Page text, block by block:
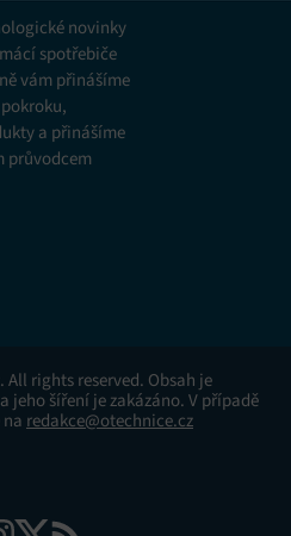
v zařízení, Použití
Vytváření profilů pro
profilů k výběru
profilů pro
profilů pro výběr
omezených údajů k výběru
přenášených
a zjišťování
novinky
spotřebiče
vám přinášíme
a přinášíme
průvodcem
All rights reserved. Obsah je
jeho šíření je zakázáno. V případě
redakce@otechnice.cz